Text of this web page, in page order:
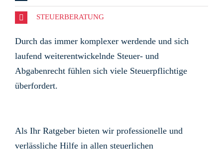
STEUERBERATUNG
Durch das immer komplexer werdende und sich
laufend weiterentwickelnde Steuer- und
Abgabenrecht fühlen sich viele Steuerpflichtige
überfordert.
Als Ihr Ratgeber bieten wir professionelle und
verlässliche Hilfe in allen steuerlichen